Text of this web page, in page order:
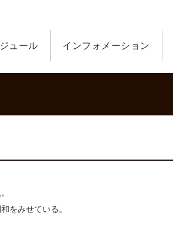
ュール インフォメーション
をみせている。